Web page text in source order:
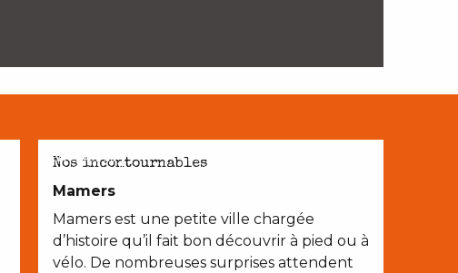
EN COUPLE
Nos incontournables
Mamers
Mamers est une petite ville chargée
d’histoire qu’il fait bon découvrir à pied ou à
vélo. De nombreuses surprises attendent